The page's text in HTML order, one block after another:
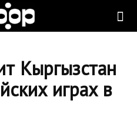
Кыргызстан
играх в